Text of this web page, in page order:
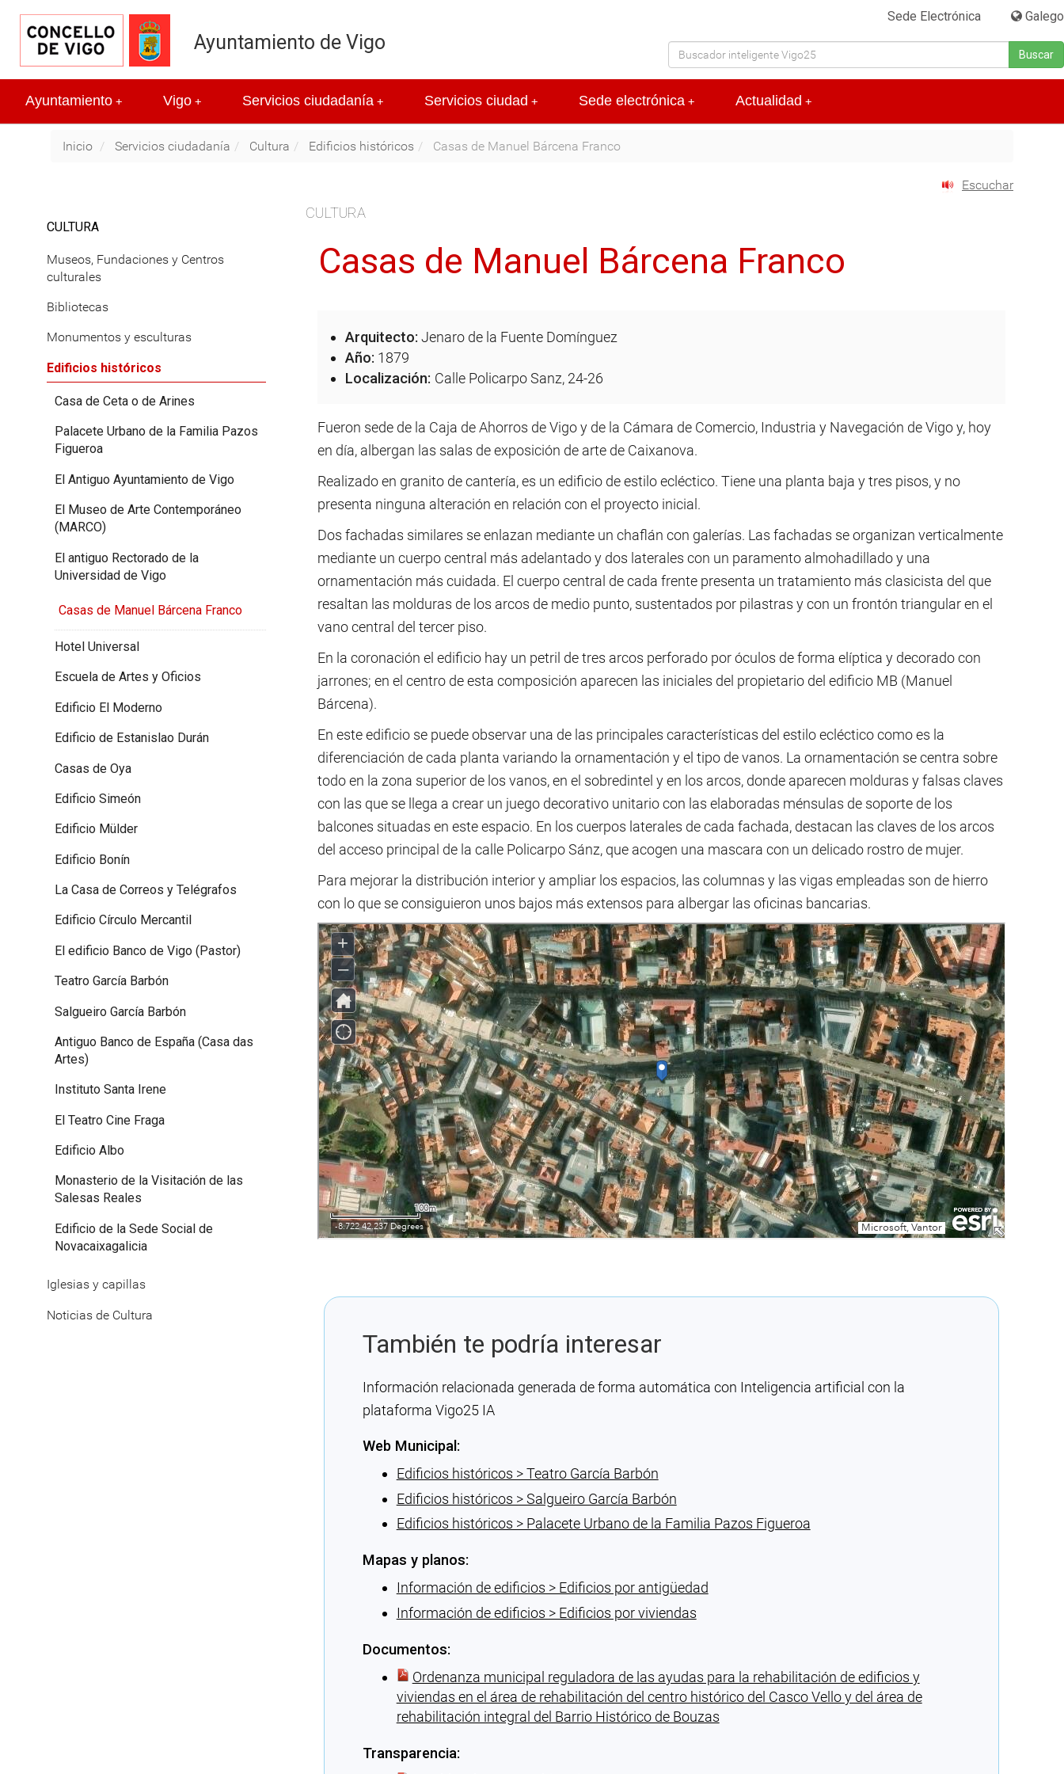
Sede Electrónica Galego
Buscar
Ayuntamiento de Vigo
+
Ayuntamiento +
Vigo +
Servicios ciudadanía +
Servicios ciudad +
Sede electrónica +
Actualidad
Inicio Servicios ciudadanía Cultura Edificios históricos Casas de Manuel Bárcena Franco
Escuchar
CULTURA
Casas de Manuel Bárcena Franco
Arquitecto: Jenaro de la Fuente Domínguez
Año: 1879
Localización: Calle Policarpo Sanz, 24-26
Fueron sede de la Caja de Ahorros de Vigo y de la Cámara de Comercio, Industria y Navegación de Vigo y, hoy
en día, albergan las salas de exposición de arte de Caixanova.
Realizado en granito de cantería, es un edificio de estilo ecléctico. Tiene una planta baja y tres pisos, y no
presenta ninguna alteración en relación con el proyecto inicial.
Dos fachadas similares se enlazan mediante un chaflán con galerías. Las fachadas se organizan verticalmente
mediante un cuerpo central más adelantado y dos laterales con un paramento almohadillado y una
ornamentación más cuidada. El cuerpo central de cada frente presenta un tratamiento más clasicista del que
resaltan las molduras de los arcos de medio punto, sustentados por pilastras y con un frontón triangular en el
vano central del tercer piso.
En la coronación el edificio hay un petril de tres arcos perforado por óculos de forma elíptica y decorado con
jarrones; en el centro de esta composición aparecen las iniciales del propietario del edificio MB (Manuel
Bárcena).
En este edificio se puede observar una de las principales características del estilo ecléctico como es la
diferenciación de cada planta variando la ornamentación y el tipo de vanos. La ornamentación se centra sobre
todo en la zona superior de los vanos, en el sobredintel y en los arcos, donde aparecen molduras y falsas claves
con las que se llega a crear un juego decorativo unitario con las elaboradas ménsulas de soporte de los
balcones situadas en este espacio. En los cuerpos laterales de cada fachada, destacan las claves de los arcos
del acceso principal de la calle Policarpo Sánz, que acogen una mascara con un delicado rostro de mujer.
Para mejorar la distribución interior y ampliar los espacios, las columnas y las vigas empleadas son de hierro
con lo que se consiguieron unos bajos más extensos para albergar las oficinas bancarias.
También te podría interesar
Información relacionada generada de forma automática con Inteligencia artificial con la
plataforma Vigo25 IA
Web Municipal:
Edificios históricos > Teatro García Barbón
Edificios históricos > Salgueiro García Barbón
Edificios históricos > Palacete Urbano de la Familia Pazos Figueroa
Mapas y planos:
Información de edificios > Edificios por antigüedad
Información de edificios > Edificios por viviendas
Documentos:
Ordenanza municipal reguladora de las ayudas para la rehabilitación de edificios y
viviendas en el área de rehabilitación del centro histórico del Casco Vello y del área de
rehabilitación integral del Barrio Histórico de Bouzas
Transparencia:
CULTURA
Museos, Fundaciones y Centros
culturales
Bibliotecas
Monumentos y esculturas
Edificios históricos
Casa de Ceta o de Arines
Palacete Urbano de la Familia Pazos
Figueroa
El Antiguo Ayuntamiento de Vigo
El Museo de Arte Contemporáneo
(MARCO)
El antiguo Rectorado de la
Universidad de Vigo
Casas de Manuel Bárcena Franco
Hotel Universal
Escuela de Artes y Oficios
Edificio El Moderno
Edificio de Estanislao Durán
Casas de Oya
Edificio Simeón
Edificio Mülder
Edificio Bonín
La Casa de Correos y Telégrafos
Edificio Círculo Mercantil
El edificio Banco de Vigo (Pastor)
Teatro García Barbón
Salgueiro García Barbón
Antiguo Banco de España (Casa das
Artes)
Instituto Santa Irene
El Teatro Cine Fraga
Edificio Albo
Monasterio de la Visitación de las
Salesas Reales
Edificio de la Sede Social de
Novacaixagalicia
Iglesias y capillas
Noticias de Cultura